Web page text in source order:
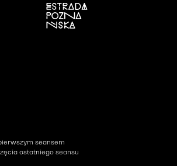
Otwiera się w nowym oknie
seansem
ostatniego seansu